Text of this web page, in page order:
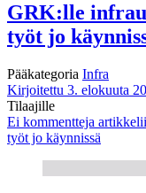
GRK:lle
työt jo
Pääkategoria Infra
Kirjoitettu 3. elokuuta
Tilaajille
Ei kommentteja
työt jo käynnissä